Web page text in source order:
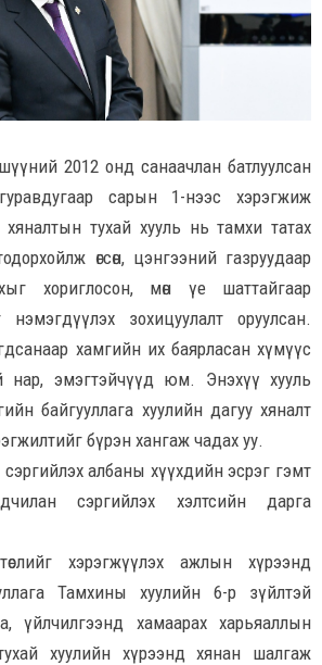
2012 онд санаачлан батлуулсан
сарын 1-нээс хэрэгжиж
тухай хууль нь тамхи татах
тодорхойлж өгсөн, цэнгээний газруудаар
хориглосон, мөн үе шаттайгаар
зохицуулалт оруулсан.
хамгийн их баярласан хүмүүс
нар, эмэгтэйчүүд юм. Энэхүү хууль
байгууллага хуулийн дагуу хяналт
бүрэн хангаж чадах уу.
албаны хүүхдийн эсрэг гэмт
сэргийлэх хэлтсийн дарга
хэрэгжүүлэх ажлын хүрээнд
Тамхины хуулийн 6-р зүйлтэй
үйлчилгээнд хамаарах харьяаллын
тухай хуулийн хүрээнд хянан шалгаж